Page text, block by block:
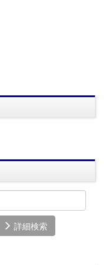
詳細検索